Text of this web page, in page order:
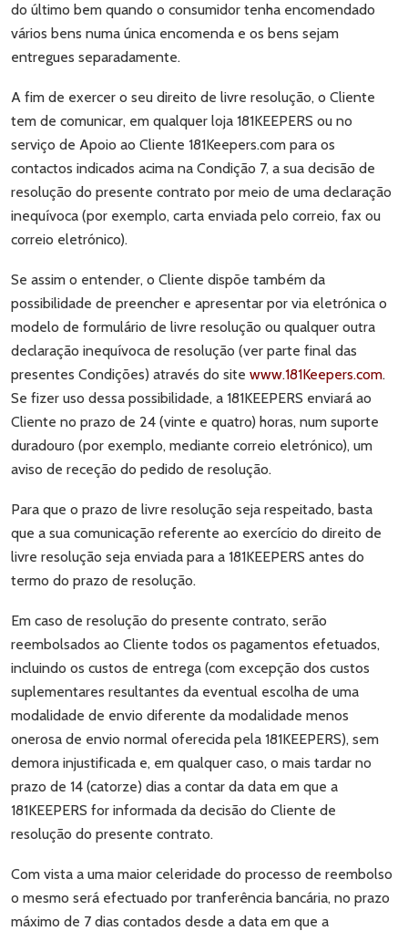
do último bem quando o consumidor tenha encomendado
vários bens numa única encomenda e os bens sejam
entregues separadamente.
A fim de exercer o seu direito de livre resolução, o Cliente
tem de comunicar, em qualquer loja 181KEEPERS ou no
serviço de Apoio ao Cliente 181Keepers.com para os
contactos indicados acima na Condição 7, a sua decisão de
resolução do presente contrato por meio de uma declaração
inequívoca (por exemplo, carta enviada pelo correio, fax ou
correio eletrónico).
Se assim o entender, o Cliente dispõe também da
possibilidade de preencher e apresentar por via eletrónica o
modelo de formulário de livre resolução ou qualquer outra
declaração inequívoca de resolução (ver parte final das
presentes Condições) através do site www.181Keepers.com.
Se fizer uso dessa possibilidade, a 181KEEPERS enviará ao
Cliente no prazo de 24 (vinte e quatro) horas, num suporte
duradouro (por exemplo, mediante correio eletrónico), um
aviso de receção do pedido de resolução.
Para que o prazo de livre resolução seja respeitado, basta
que a sua comunicação referente ao exercício do direito de
livre resolução seja enviada para a 181KEEPERS antes do
termo do prazo de resolução.
Em caso de resolução do presente contrato, serão
reembolsados ao Cliente todos os pagamentos efetuados,
incluindo os custos de entrega (com excepção dos custos
suplementares resultantes da eventual escolha de uma
modalidade de envio diferente da modalidade menos
onerosa de envio normal oferecida pela 181KEEPERS), sem
demora injustificada e, em qualquer caso, o mais tardar no
prazo de 14 (catorze) dias a contar da data em que a
181KEEPERS for informada da decisão do Cliente de
resolução do presente contrato.
Com vista a uma maior celeridade do processo de reembolso
o mesmo será efectuado por tranferência bancária, no prazo
máximo de 7 dias contados desde a data em que a